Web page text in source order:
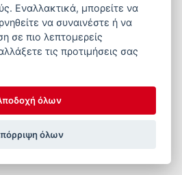
Εναλλακτικά, μπορείτε να
να συναινέστε ή να
σε πιο λεπτομερείς
τις προτιμήσεις σας
όλων
όλων